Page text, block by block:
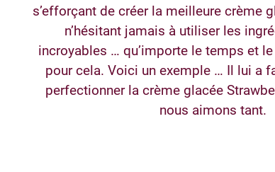
s’efforçant de créer la meilleure crème
n’hésitant jamais à utiliser les
incroyables … qu’importe le temps et
pour cela. Voici un exemple … Il lui a
perfectionner la crème glacée
nous aimons tant.